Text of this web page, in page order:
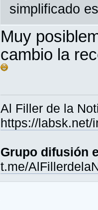
simplificado
Muy
cambio la
Al Filler de la
https://labsk.net/
Grupo difusión
t.me/